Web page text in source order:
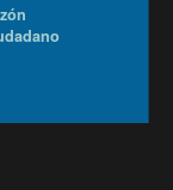
Buzón
Ciudadano